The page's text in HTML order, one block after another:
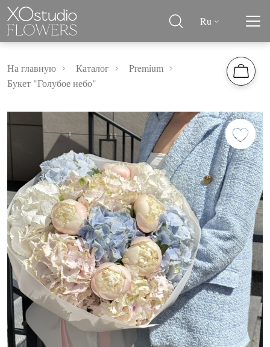
Ru
На главную Каталог
Premium
Букет "Голубое небо"